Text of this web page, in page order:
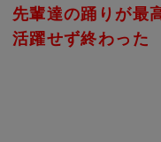
先輩達の踊りが最
活躍せず終わった